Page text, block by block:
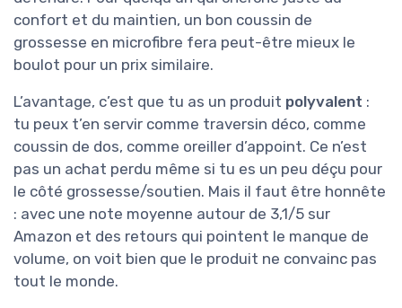
confort et du maintien, un bon coussin de
grossesse en microfibre fera peut-être mieux le
boulot pour un prix similaire.
L’avantage, c’est que tu as un produit polyvalent :
tu peux t’en servir comme traversin déco, comme
coussin de dos, comme oreiller d’appoint. Ce n’est
pas un achat perdu même si tu es un peu déçu pour
le côté grossesse/soutien. Mais il faut être honnête
: avec une note moyenne autour de 3,1/5 sur
Amazon et des retours qui pointent le manque de
volume, on voit bien que le produit ne convainc pas
tout le monde.